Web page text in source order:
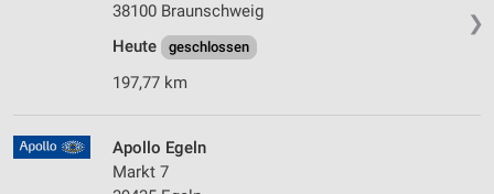
❯
38100 Braunschweig
Heute
geschlossen
197,77 km
Apollo Egeln
Markt 7